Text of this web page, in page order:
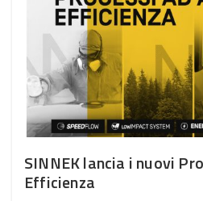
SINNEK lancia i nuovi
Efficienza